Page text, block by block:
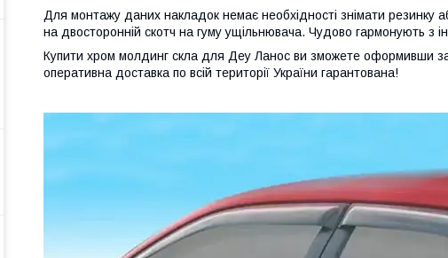
Для монтажу даних накладок немає необхідності знімати резинку
на двосторонній скотч на гуму ущільнювача. Чудово гармонують
Купити хром молдинг скла для Деу Ланос ви зможете оформивши
оперативна доставка по всій території України гарантована!